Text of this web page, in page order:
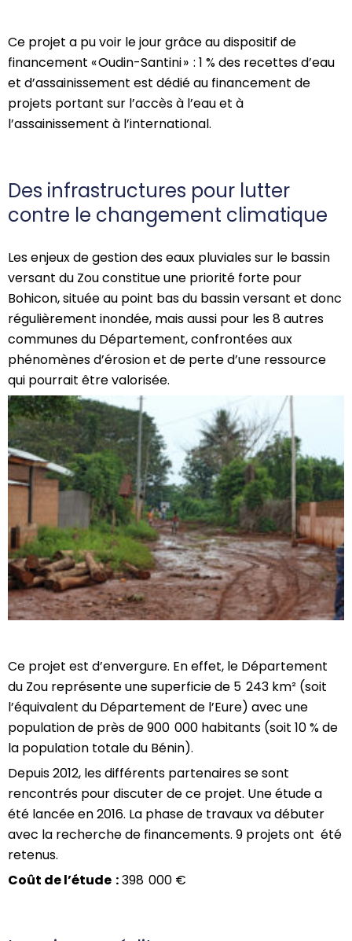
Ce projet a pu voir le jour grâce au dispositif de
financement «Oudin-Santini » : 1 % des recettes d’eau
et d’assainissement est dédié au financement de
projets portant sur l’accès à l’eau et à
l’assainissement à l’international.
Des infrastructures pour lutter
contre le changement climatique
Les enjeux de gestion des eaux pluviales sur le bassin
versant du Zou constitue une priorité forte pour
Bohicon, située au point bas du bassin versant et donc
régulièrement inondée, mais aussi pour les 8 autres
communes du Département, confrontées aux
phénomènes d’érosion et de perte d’une ressource
qui pourrait être valorisée.
Ce projet est d’envergure. En effet, le Département
du Zou représente une superficie de 5 243 km² (soit
l’équivalent du Département de l’Eure) avec une
population de près de 900 000 habitants (soit 10 % de
la population totale du Bénin).
Depuis 2012, les différents partenaires se sont
rencontrés pour discuter de ce projet. Une étude a
été lancée en 2016. La phase de travaux va débuter
avec la recherche de financements. 9 projets ont été
retenus.
Coût de l’étude :398 000 €